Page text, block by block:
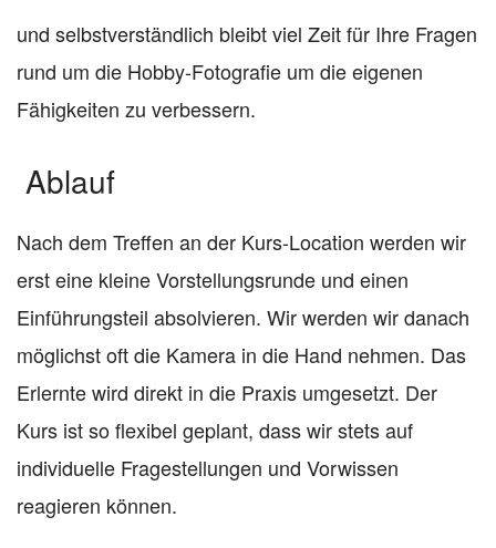
und selbstverständlich bleibt viel Zeit für Ihre Fragen
rund um die Hobby-Fotografie um die eigenen
Fähigkeiten zu verbessern.
Ablauf
Nach dem Treffen an der Kurs-Location werden wir
erst eine kleine Vorstellungsrunde und einen
Einführungsteil absolvieren. Wir werden wir danach
möglichst oft die Kamera in die Hand nehmen. Das
Erlernte wird direkt in die Praxis umgesetzt. Der
Kurs ist so flexibel geplant, dass wir stets auf
individuelle Fragestellungen und Vorwissen
reagieren können.